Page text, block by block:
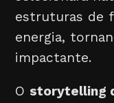
estruturas de
energia,
impactante.
O storytelling